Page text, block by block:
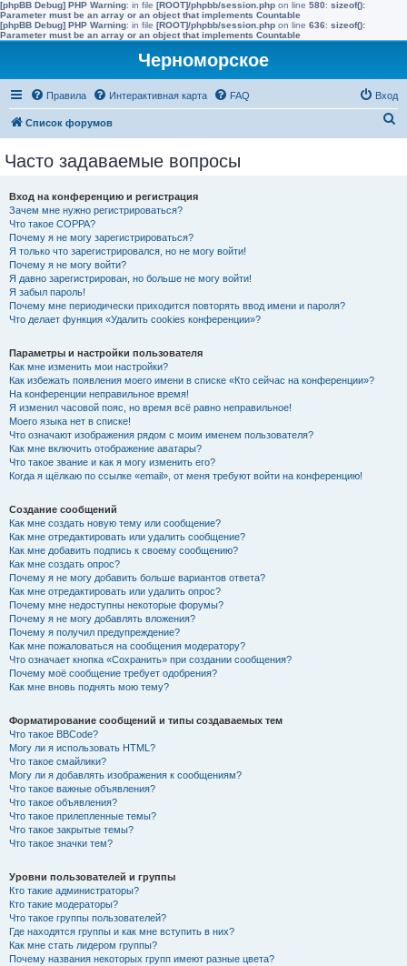
[phpBB Debug] PHP Warning: in file [ROOT]/phpbb/session.php on line 580: sizeof():
Parameter must be an array or an object that implements Countable
[phpBB Debug] PHP Warning: in file [ROOT]/phpbb/session.php on line 636: sizeof():
Parameter must be an array or an object that implements Countable
Черноморское
Правила Интерактивная карта FAQ Вход
Список форумов
Часто задаваемые вопросы
Вход на конференцию и регистрация
Зачем мне нужно регистрироваться?
Что такое COPPA?
Почему я не могу зарегистрироваться?
Я только что зарегистрировался, но не могу войти!
Почему я не могу войти?
Я давно зарегистрирован, но больше не могу войти!
Я забыл пароль!
Почему мне периодически приходится повторять ввод имени и пароля?
Что делает функция «Удалить cookies конференции»?
Параметры и настройки пользователя
Как мне изменить мои настройки?
Как избежать появления моего имени в списке «Кто сейчас на конференции»?
На конференции неправильное время!
Я изменил часовой пояс, но время всё равно неправильное!
Моего языка нет в списке!
Что означают изображения рядом с моим именем пользователя?
Как мне включить отображение аватары?
Что такое звание и как я могу изменить его?
Когда я щёлкаю по ссылке «email», от меня требуют войти на конференцию!
Создание сообщений
Как мне создать новую тему или сообщение?
Как мне отредактировать или удалить сообщение?
Как мне добавить подпись к своему сообщению?
Как мне создать опрос?
Почему я не могу добавить больше вариантов ответа?
Как мне отредактировать или удалить опрос?
Почему мне недоступны некоторые форумы?
Почему я не могу добавлять вложения?
Почему я получил предупреждение?
Как мне пожаловаться на сообщения модератору?
Что означает кнопка «Сохранить» при создании сообщения?
Почему моё сообщение требует одобрения?
Как мне вновь поднять мою тему?
Форматирование сообщений и типы создаваемых тем
Что такое BBCode?
Могу ли я использовать HTML?
Что такое смайлики?
Могу ли я добавлять изображения к сообщениям?
Что такое важные объявления?
Что такое объявления?
Что такое прилепленные темы?
Что такое закрытые темы?
Что такое значки тем?
Уровни пользователей и группы
Кто такие администраторы?
Кто такие модераторы?
Что такое группы пользователей?
Где находятся группы и как мне вступить в них?
Как мне стать лидером группы?
Почему названия некоторых групп имеют разные цвета?